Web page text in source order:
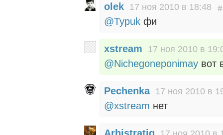
olek 17 ноя 2010 в 18:48
@Typuk фи
xstream 17 ноя 2010 в
@Nichegoneponimay вот
Pechenka 17 ноя 2010 в
@xstream нет